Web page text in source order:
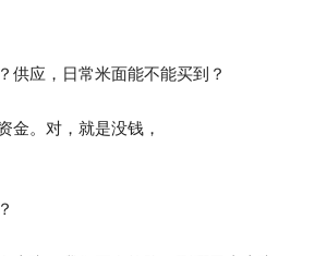
供应，日常米面能不能买到？
金。对，就是没钱，